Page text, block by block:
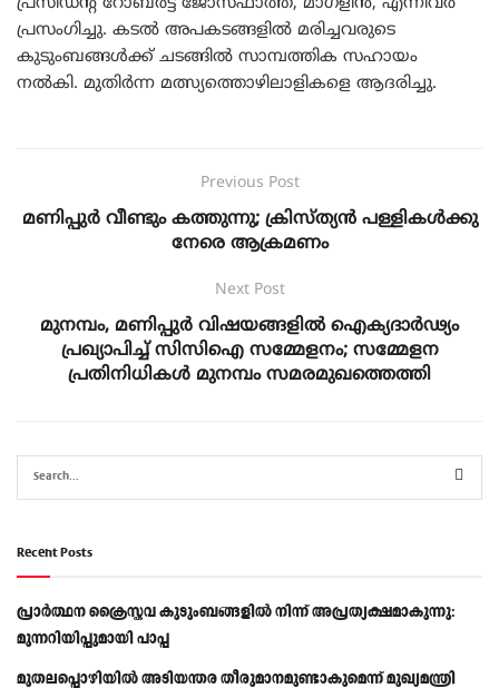
പ്രസംഗിച്ചു. കടൽ അപകടങ്ങളിൽ മരിച്ചവരുടെ
കുടുംബങ്ങൾക്ക് ചടങ്ങിൽ സാമ്പത്തിക സഹായം
നൽകി. മുതിർന്ന മത്സ്യത്തൊഴിലാളികളെ ആദരിച്ചു.
Previous Post
മണിപ്പുർ വീണ്ടും കത്തുന്നു; ക്രിസ്ത്യൻ പള്ളികൾക്കു
നേരെ ആക്രമണം
Next Post
മുനമ്പം, മണിപ്പുർ വിഷയങ്ങളിൽ ഐക്യദാർഢ്യം
പ്രഖ്യാപിച്ച്‌ സിസിഐ സമ്മേളനം; സമ്മേളന
പ്രതിനിധികൾ മുനമ്പം സമരമുഖത്തെത്തി
Recent Posts
പ്രാര്‍ത്ഥന ക്രൈസ്തവ കുടുംബങ്ങളില്‍ നിന്ന് അപ്രത്യക്ഷമാകുന്നു:
മുന്നറിയിപ്പുമായി പാപ്പ
മുതലപ്പൊഴിയിൽ അടിയന്തര തീരുമാനമുണ്ടാകുമെന്ന് മുഖ്യമന്ത്രി